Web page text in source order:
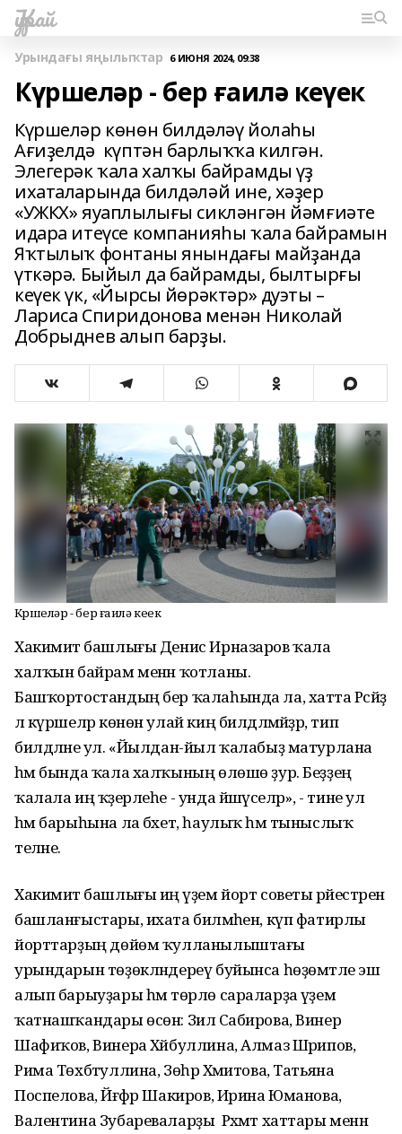
Ҡурай
Урындағы яңылыҡтар 6 ИЮНЯ 2024, 09:38
Күршеләр - бер ғаилә кеүек
Күршеләр көнөн билдәләү йолаһы
Ағиҙелдә күптән барлыҡҡа килгән.
Элегерәк ҡала халҡы байрамды үҙ
ихаталарында билдәләй ине, хәҙер
«УЖКХ» яуаплылығы сикләнгән йәмғиәте
идара итеүсе компанияһы ҡала байрамын
Яҡтылыҡ фонтаны янындағы майҙанда
үткәрә. Быйыл да байрамды, былтырғы
кеүек үк, «Йырсы йөрәктәр» дуэты –
Лариса Спиридонова менән Николай
Добрыднев алып барҙы.
Күршеләр - бер ғаилә кеүек
Хакимиәт башлығы Денис Ирназаров ҡала
халҡын байрам менән ҡотланы.
Башҡортостандың бер ҡалаһында ла, хатта Рәсәйҙә
лә күршеләр көнөн улай киң билдәләмәйҙәр, тип
билдәләне ул. «Йылдан-йыл ҡалабыҙ матурлана
һәм бында ҡала халҡының өлөшө ҙур. Беҙҙең
ҡалала иң ҡәҙерлеһе - унда йәшәүселәр», - тине ул
һәм барыһына ла бәхет, һаулыҡ һәм тыныслыҡ
теләне.
Хакимиәт башлығы иң әүҙем йорт советы рәйестәрен
башланғыстары, ихата биләмәһен, күп фатирлы
йорттарҙың дөйөм ҡулланылыштағы
урындарын төҙөкләндереү буйынса һөҙөмтәле эш
алып барыуҙары һәм төрлө сараларҙа әүҙем
ҡатнашҡандары өсөн: Зилә Сабирова, Винер
Шафиҡов, Винера Хәйбуллина, Алмаз Шәрипов,
Рима Төхбәтуллина, Зөһрә Хәмитова, Татьяна
Поспелова, Йәғфәр Шакиров, Ирина Юманова,
Валентина Зубареваларҙы Рәхмәт хаттары менән